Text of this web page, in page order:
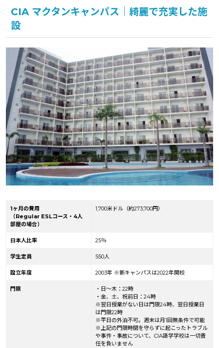
CIA マクタンキャンパス｜綺麗で充実した施
設
1ヶ月の費用
（Regular ESLコース・4人
部屋の場合）
1,700米ドル（約273,700円）
日本人比率 25％
学生定員 550人
設立年度 2003年 ※新キャンパスは2022年開校
門限
・日～木：22時
・金、土、祝前日：24時
※翌日授業がない日は門限24時、翌日授業日
は門限22時
※平日の外泊不可。週末は月1回無条件で可能
※上記の門限時間を守らずに起こったトラブル
や事件・事故について、CIA語学学校は一切責
任を負いません